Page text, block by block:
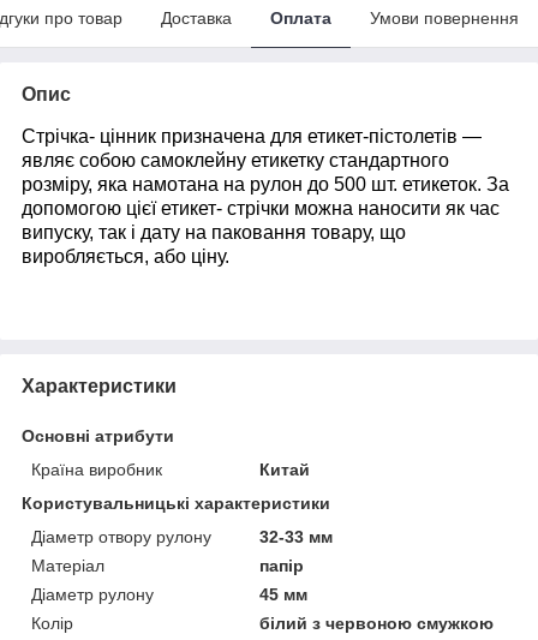
про товар Доставка Оплата Умови повернення
Опис
Стрічка- цінник призначена для етикет-пістолетів —
являє собою самоклейну етикетку стандартного
розміру, яка намотана на рулон до 500 шт. етикеток. За
допомогою цієї етикет- стрічки можна наносити як час
випуску, так і дату на паковання товару, що
виробляється, або ціну.
Характеристики
Основні атрибути
Країна виробник
Китай
Користувальницькі характеристики
Діаметр отвору рулону
32-33 мм
Матеріал
папір
Діаметр рулону
45 мм
Колір
білий з червоною смужкою